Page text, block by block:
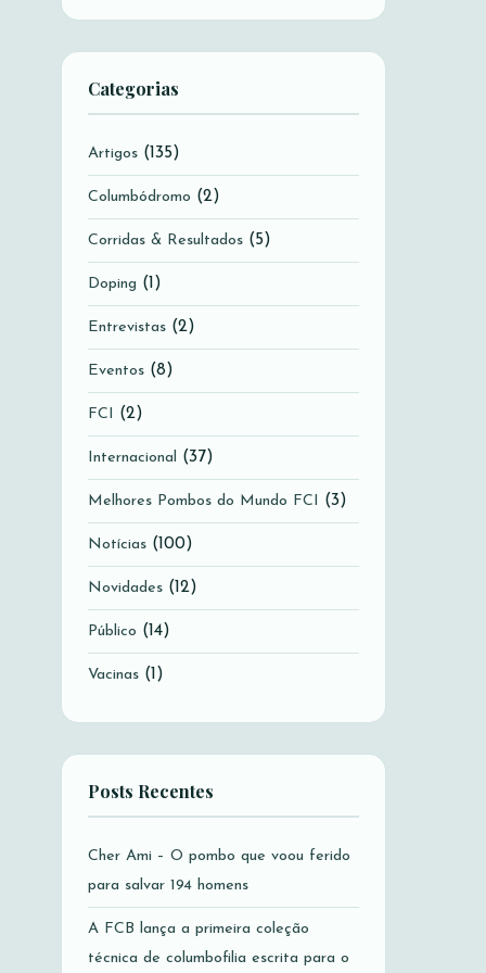
Categorias
Artigos (135)
Columbódromo (2)
Corridas & Resultados (5)
Doping (1)
Entrevistas (2)
Eventos (8)
FCI (2)
Internacional (37)
Melhores Pombos do Mundo FCI (3)
Notícias (100)
Novidades (12)
Público (14)
Vacinas (1)
Posts Recentes
Cher Ami – O pombo que voou ferido
para salvar 194 homens
A FCB lança a primeira coleção
técnica de columbofilia escrita para o